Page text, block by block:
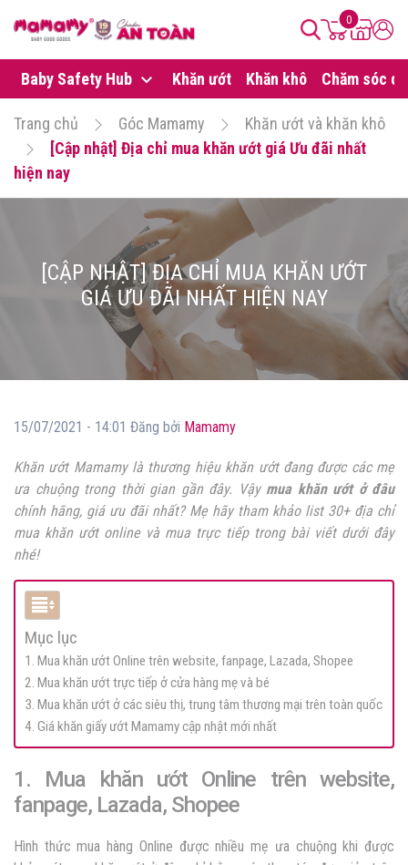
0
Baby Safety Hub Khăn ướt Khăn khô Chăm sóc da
Trang chủ Góc Mamamy
Khăn ướt và khăn khô
[Cập nhật] Địa chỉ mua khăn ướt giá Ưu đãi nhất
hiện nay
[CẬP NHẬT] ĐỊA CHỈ MUA KHĂN ƯỚT
GIÁ ƯU ĐÃI NHẤT HIỆN NAY
15/07/2021 - 14:01 Đăng bởi Mamamy
Khăn ướt Mamamy là thương hiệu khăn ướt đang được các mẹ
ưa chuộng trong thời gian gần đây. Vậy mua khăn ướt ở đâu
chính hãng, giá ưu đãi nhất? Mẹ hãy tham khảo list 30+ địa chỉ
mua khăn ướt online và mua trực tiếp trong bài viết dưới đây
nhé!
Mục lục
1. Mua khăn ướt Online trên website, fanpage, Lazada, Shopee
2. Mua khăn ướt trực tiếp ở cửa hàng mẹ và bé
3. Mua khăn ướt ở các siêu thị, trung tâm thương mại trên toàn quốc
4. Giá khăn giấy ướt Mamamy cập nhật mới nhất
1. Mua khăn ướt Online trên website,
fanpage, Lazada, Shopee
Hình thức mua hàng Online được nhiều mẹ ưa chuộng khi được